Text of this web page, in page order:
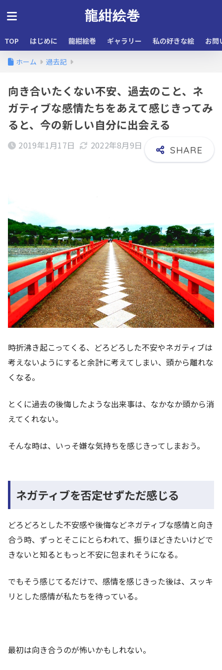
龍紺絵巻
TOP はじめに 龍紺絵巻 ギャラリー 私の好きな絵 お問
ホーム 過去記
向き合いたくない不安、過去のこと、ネ
ガティブな感情たちをあえて感じきってみ
ると、今の新しい自分に出会える
2019年1月17日 2022年8月9日
時折沸き起こってくる、どろどろした不安やネガティブは
考えないようにすると余計に考えてしまい、頭から離れな
くなる。
とくに過去の後悔したような出来事は、なかなか頭から消
えてくれない。
そんな時は、いっそ嫌な気持ちを感じきってしまおう。
ネガティブを否定せずただ感じる
どろどろとした不安感や後悔などネガティブな感情と向き
合う時、ずっとそこにとらわれて、振りほどきたいけどで
きないと知るともっと不安に包まれそうになる。
でもそう感じてるだけで、感情を感じきった後は、スッキ
リとした感情が私たちを待っている。
最初は向き合うのが怖いかもしれない。